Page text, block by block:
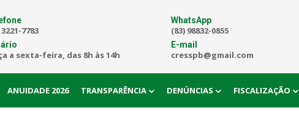
7783
a sexta-feira, das 8h às 14h
WhatsApp
(83) 98832-0855
E-mail
cresspb@gmail.com
ANUIDADE 2026 TRANSPARÊNCIA DENÚNCIAS FISCALIZAÇÃO